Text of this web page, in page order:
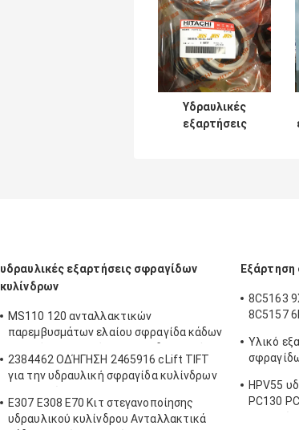
Υδραυλικές
εξαρτήσεις
υδραυλικές εξαρτήσεις σφραγίδων
κυλίνδρων
MS110 120 ανταλλακτικών
παρεμβυσμάτων ελαίου σφραγίδα κάδων
κυλίνδρων εξαρτήσεων σφραγίδων
εκσκαφέων σφραγίδων κάδων
βραχιόνων βραχιόνων
2384462 ΟΔΉΓΗΣΗ 2465916 cLift TIFT
για την υδραυλική σφραγίδα κυλίνδρων
E307 E308 E70 Κιτ στεγανοποίησης
υδραυλικού κυλίνδρου Ανταλλακτικά
Εξάρτηση
8C5163
8C5157
1214185
Υλικό
HPV55
PC130